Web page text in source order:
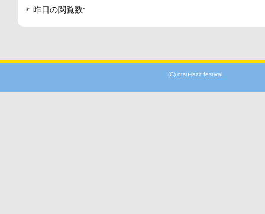
昨日の閲覧数:
(C) otsu-jazz festival